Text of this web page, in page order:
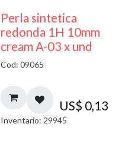
Perla sintetica
redonda 1H 10mm
cream A-03 x und
Cod: 09065
US$ 0,13
Inventario: 29945